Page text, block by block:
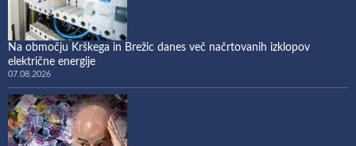
Na območju Krškega in Brežic danes več načrtovanih izklopov
električne energije
07.08.2026